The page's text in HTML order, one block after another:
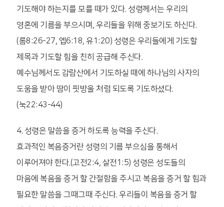
기도해야 하는지를 모를 때가 있다. 성령께서는 우리의
영혼에 기름을 부으시며, 우리들을 위해 중보기도 하신다.
(롬8:26-27, 엡6:18, 유1:20) 성령은 우리들에게 기도할
제목과 기도할 힘을 친히 공급해 주신다.
예수님께서도 감람산에서 기도하실 때에 하나님의 사자의
도움을 받아 땀이 핏방울 처럼 되도록 기도하셨다.
(눅22:43-44)
4. 성령은 말씀을 증거 하도록 능력을 주신다.
효과적인 복음증거란 성령의 기름 부으심을 통해서
이루어져야 한다.(고전2:4, 살전1:5) 성령은 성도들의
마음에 복음을 증거 할 간절함을 주시고 복음을 증거 할 힘과
필요한 말씀을 그때그때 주신다. 우리들이 복음을 증거 할